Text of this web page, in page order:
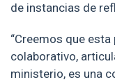
de instancias de
“Creemos que
colaborativo,
ministerio, es una